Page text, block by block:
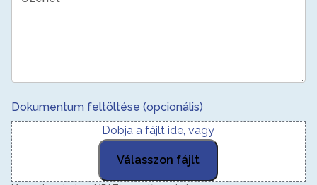
Dokumentum feltöltése (opcionális)
Dobja a fájlt ide, vagy
Válasszon fájlt